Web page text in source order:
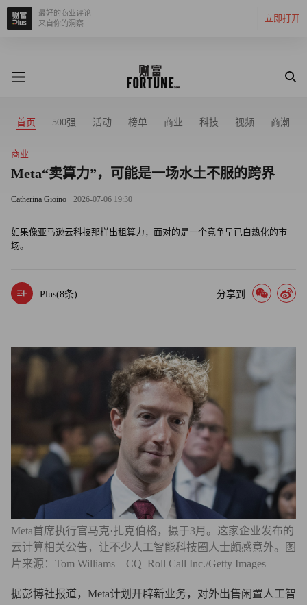
立即打开
最好的商业评论
来自你的洞察
首页 500强 活动 榜单 商业 科技 视频 商潮
商业
Meta“卖算力”，可能是一场水土不服的跨界
Catherina Gioino 2026-07-06 19:30
如果像亚马逊云科技那样出租算力，面对的是一个竞争早已白热化的市
场。
Plus(8条) 分享到
Meta首席执行官马克·扎克伯格，摄于3月。这家企业发布的
云计算相关公告，让不少人工智能科技圈人士颇感意外。图
片来源：Tom Williams—CQ–Roll Call Inc./Getty Images
据彭博社报道，Meta计划开辟新业务，对外出售闲置人工智